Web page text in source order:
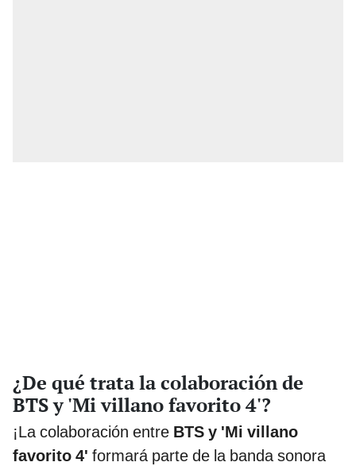
¿De qué trata la colaboración de
BTS y 'Mi villano favorito 4'?
¡La colaboración entre BTS y 'Mi villano
favorito 4' formará parte de la banda sonora